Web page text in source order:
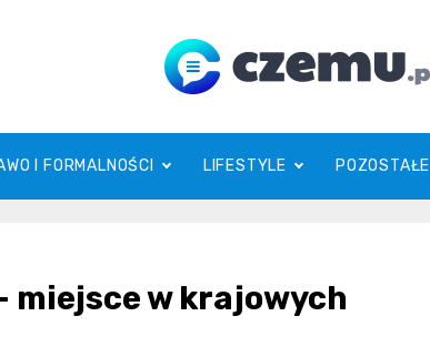
czemu.pl
I FORMALNOŚCI LIFESTYLE POZOSTAŁE
miejsce w krajowych